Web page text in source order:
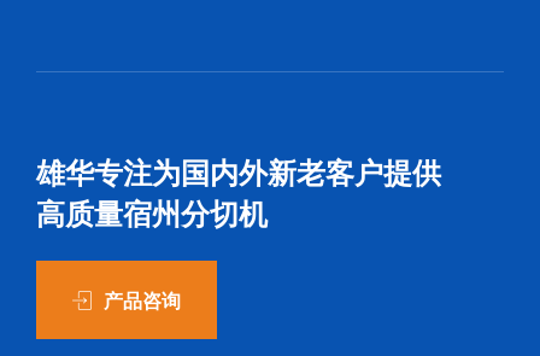
雄华专注为国内外新老客户提供
高质量宿州分切机
产品咨询